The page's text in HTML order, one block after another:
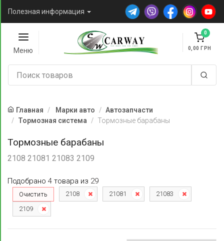
Полезная информация
Меню
0
0,00
Главная Марки авто
Автозапчасти
Тормозная система
Тормозные барабаны
Тормозные барабаны
2108 21081 21083 2109
Подобрано 4 товара из 29
Очистить 2108 21081
21083
2109